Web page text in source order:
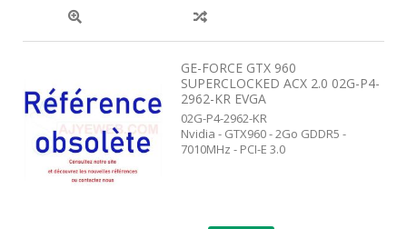
GE-FORCE GTX 960
SUPERCLOCKED ACX 2.0 02G-P4-
2962-KR EVGA
02G-P4-2962-KR
Nvidia - GTX960 - 2Go GDDR5 -
7010MHz - PCI-E 3.0